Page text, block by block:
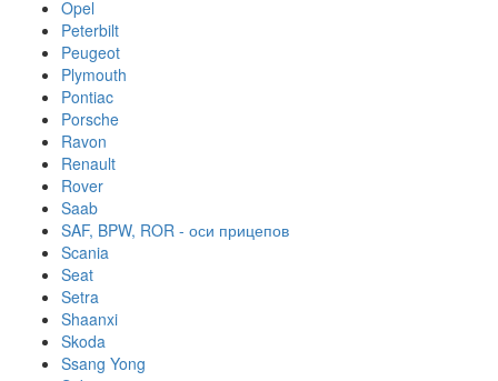
Opel
Peterbilt
Peugeot
Plymouth
Pontiac
Porsche
Ravon
Renault
Rover
Saab
SAF, BPW, ROR - оси прицепов
Scania
Seat
Setra
Shaanxi
Skoda
Ssang Yong